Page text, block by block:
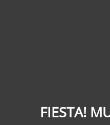
FIESTA!